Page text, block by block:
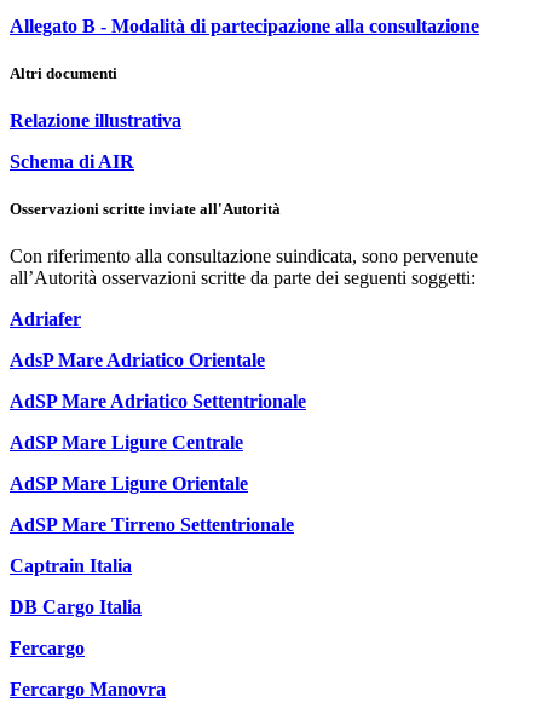
Allegato B - Modalità di partecipazione alla consultazione
Altri documenti
Relazione illustrativa
Schema di AIR
Osservazioni scritte inviate all'Autorità
Con riferimento alla consultazione suindicata, sono pervenute
all’Autorità osservazioni scritte da parte dei seguenti soggetti:
Adriafer
AdsP Mare Adriatico Orientale
AdSP Mare Adriatico Settentrionale
AdSP Mare Ligure Centrale
AdSP Mare Ligure Orientale
AdSP Mare Tirreno Settentrionale
Captrain Italia
DB Cargo Italia
Fercargo
Fercargo Manovra